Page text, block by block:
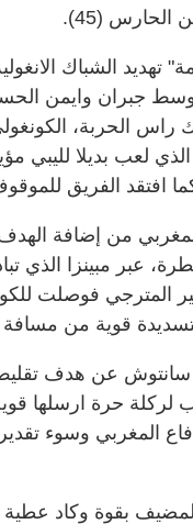
(45).
تهديد الشباك
جبران وايمن
راس الحربة،
لعب بديلا لليبي
افتقد الفريق
من إضافة الهدف
عبر مبينزا الذي
المترجي فوصلت
قوية من مسافة
سانتوش عن هدف
لركلة حرة ارسلها
المغربي وسوء
بقوة وكاد عطية